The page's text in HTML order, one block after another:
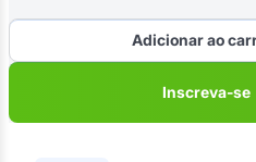
Inscreva-se
Adicionar ao